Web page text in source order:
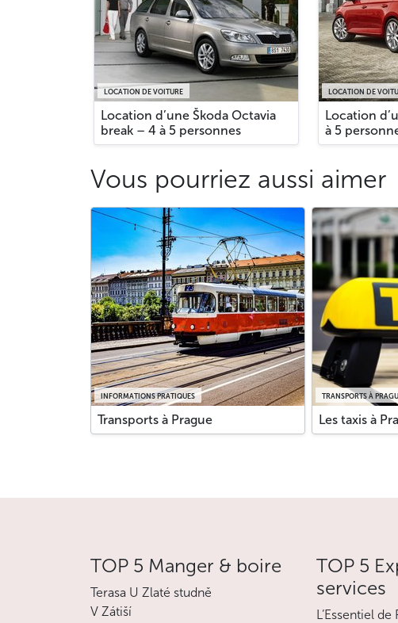
LOCATION DE VOITURE
Location d’une Škoda Octavia
break – 4 à 5 personnes
LOCATION DE
Location
à 5
Vous pourriez aussi aimer
INFORMATIONS PRATIQUES
Transports à Prague
TRANSPORTS À
Les taxis à
TOP 5 Manger & boire
Terasa U Zlaté studně
V Zátiší
TOP 5
services
L’Essentiel